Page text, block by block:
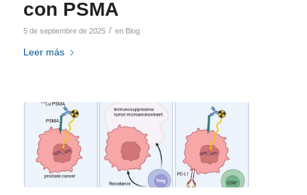
con PSMA
5 de septiembre de 2025 / en Blog
Leer más